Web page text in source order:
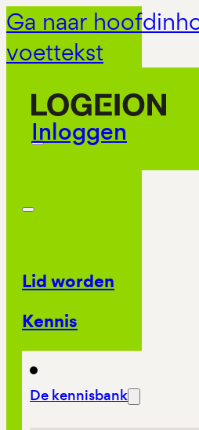
Ga naar
voettekst
Inloggen
Lid worden
Kennis
De kennisbank